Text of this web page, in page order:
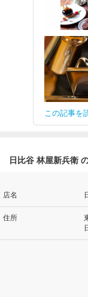
この記事を
日比谷 林屋新兵衛
店名
住所